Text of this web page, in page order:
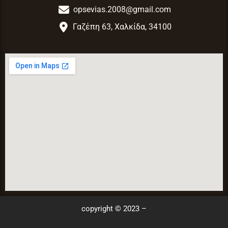
opsevias.2008@gmail.com
Γαζέπη 63, Χαλκίδα, 34100
copyright © 2023 –